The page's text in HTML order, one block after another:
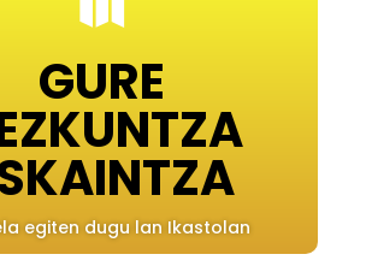
GURE
egiten dugu lan Ikastolan